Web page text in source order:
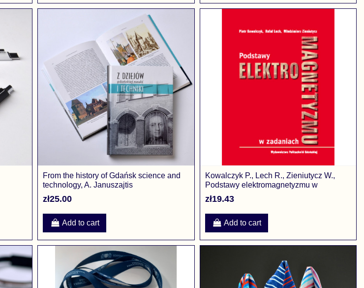
From the history of Gdańsk science and
technology, A. Januszajtis
zł25.00
Add to cart
Kowalczyk P., Lech R., Zieniutycz W.,
Podstawy elektromagnetyzmu w
zadaniach
zł19.43
Add to cart